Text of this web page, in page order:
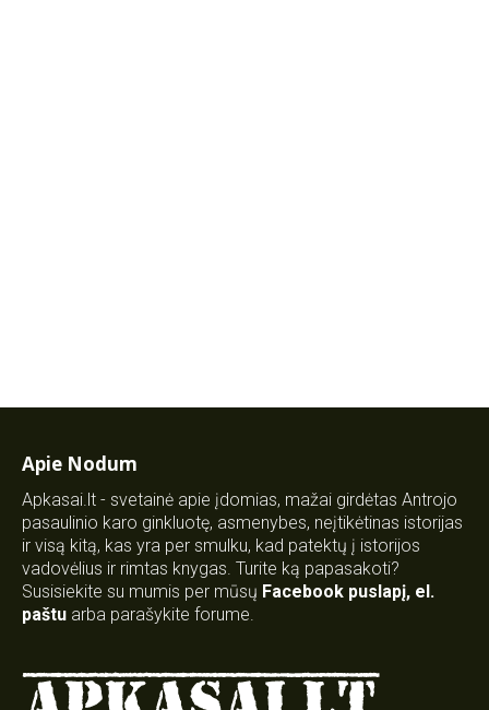
Apie Nodum
Apkasai.lt - svetainė apie įdomias, mažai girdėtas Antrojo
pasaulinio karo ginkluotę, asmenybes, neįtikėtinas istorijas
ir visą kitą, kas yra per smulku, kad patektų į istorijos
vadovėlius ir rimtas knygas. Turite ką papasakoti?
Susisiekite su mumis per mūsų Facebook puslapį, el.
paštu arba parašykite forume.